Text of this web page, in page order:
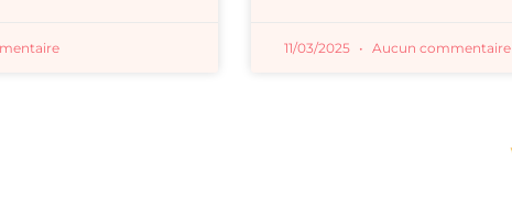
11/03/2025 Aucun commentaire